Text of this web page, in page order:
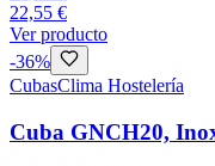
22,55 €
Ver producto
-36%
CubasClima Hostelería
Cuba GNCH20,